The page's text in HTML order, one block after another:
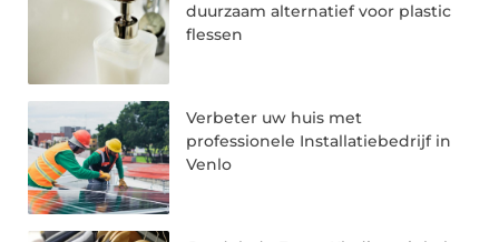
duurzaam alternatief voor plastic
flessen
Verbeter uw huis met
professionele Installatiebedrijf in
Venlo